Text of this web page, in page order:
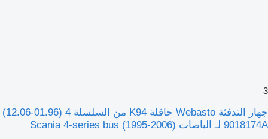
3
جهاز التدفئة Webasto حافلة K94 من السلسلة 4 (01.96-12.06)
9018174A لـ الباصات Scania 4-series bus (1995-2006)